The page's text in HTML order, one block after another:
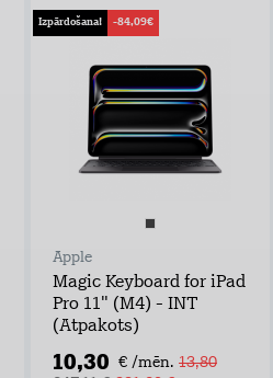
Izpārdošana! -84,09€
Apple
Magic Keyboard for iPad
Pro 11" (M4) - INT
(Atpakots)
10,30 € /mēn. 13,80